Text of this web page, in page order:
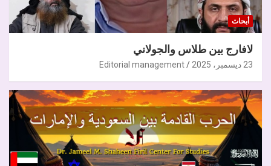
أبحاث
لافارج بين طلاس والجولاني
23 ديسمبر، 2025 Editorial management